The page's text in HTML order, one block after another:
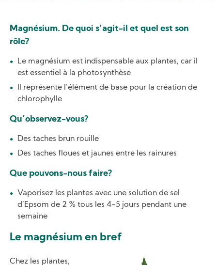
Magnésium. De quoi s’agit-il et quel est son
rôle?
Le magnésium est indispensable aux plantes, car il
est essentiel à la photosynthèse
Il représente l’élément de base pour la création de
chlorophylle
Qu’observez-vous?
Des taches brun rouille
Des taches floues et jaunes entre les rainures
Que pouvons-nous faire?
Vaporisez les plantes avec une solution de sel
d’Epsom de 2 % tous les 4-5 jours pendant une
semaine
Le magnésium en bref
Chez les plantes,